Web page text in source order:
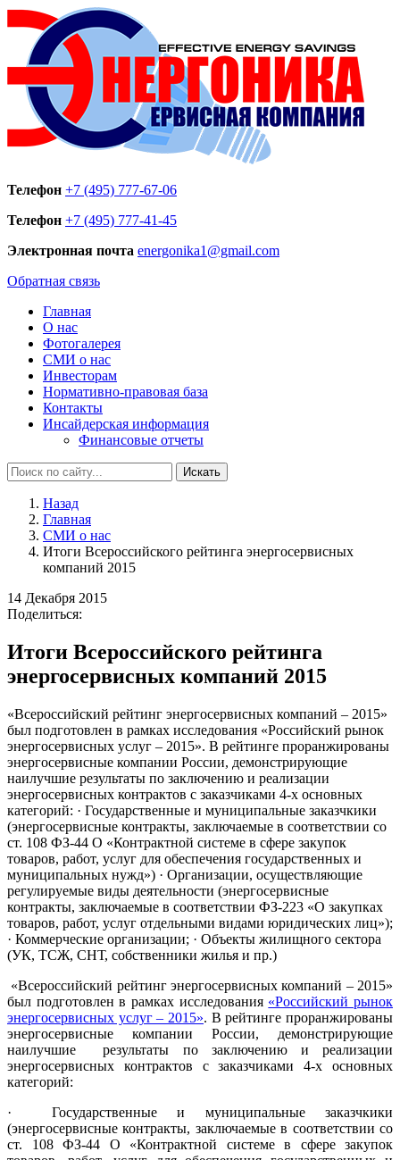
Телефон +7 (495) 777-67-06
Телефон +7 (495) 777-41-45
Электронная почта energonika1@gmail.com
Обратная связь
Главная
О нас
Фотогалерея
СМИ о нас
Инвесторам
Нормативно-правовая база
Контакты
Инсайдерская информация
Финансовые отчеты
Искать
Назад
Главная
СМИ о нас
Итоги Всероссийского рейтинга энергосервисных
компаний 2015
14 Декабря 2015
Поделиться:
Итоги Всероссийского рейтинга
энергосервисных компаний 2015
«Всероссийский рейтинг энергосервисных компаний – 2015»
был подготовлен в рамках исследования «Российский рынок
энергосервисных услуг – 2015». В рейтинге проранжированы
энергосервисные компании России, демонстрирующие
наилучшие результаты по заключению и реализации
энергосервисных контрактов с заказчиками 4-х основных
категорий: · Государственные и муниципальные заказчкики
(энергосервисные контракты, заключаемые в соответствии со
ст. 108 ФЗ-44 О «Контрактной системе в сфере закупок
товаров, работ, услуг для обеспечения государственных и
муниципальных нужд») · Организации, осуществляющие
регулируемые виды деятельности (энергосервисные
контракты, заключаемые в соответствии ФЗ-223 «О закупках
товаров, работ, услуг отдельными видами юридических лиц»);
· Коммерческие организации; · Объекты жилищного сектора
(УК, ТСЖ, СНТ, собственники жилья и пр.)
«Всероссийский рейтинг энергосервисных компаний – 2015»
был подготовлен в рамках исследования «Российский рынок
энергосервисных услуг – 2015». В рейтинге проранжированы
энергосервисные компании России, демонстрирующие
наилучшие результаты по заключению и реализации
энергосервисных контрактов с заказчиками 4-х основных
категорий:
· Государственные и муниципальные заказчкики
(энергосервисные контракты, заключаемые в соответствии со
ст. 108 ФЗ-44 О «Контрактной системе в сфере закупок